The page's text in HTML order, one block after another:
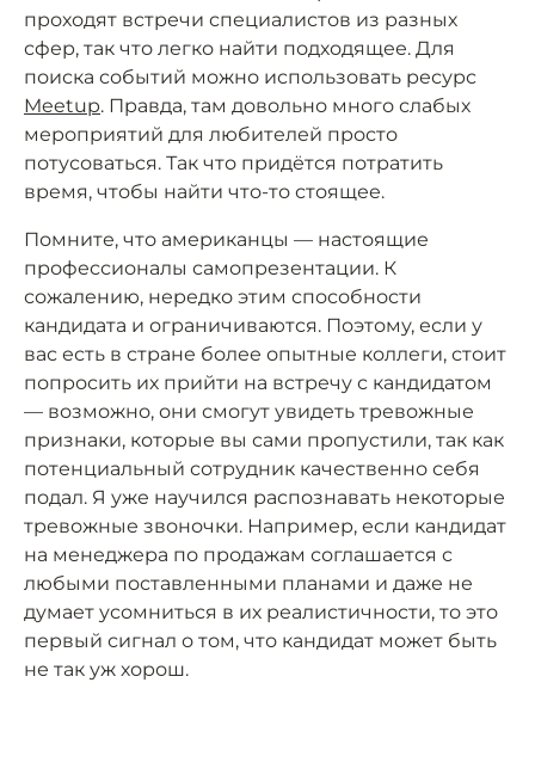
проходят встречи специалистов из разных
сфер, так что легко найти подходящее. Для
поиска событий можно использовать ресурс
Meetup. Правда, там довольно много слабых
мероприятий для любителей просто
потусоваться. Так что придётся потратить
время, чтобы найти что-то стоящее.
Помните, что американцы — настоящие
профессионалы самопрезентации. К
сожалению, нередко этим способности
кандидата и ограничиваются. Поэтому, если у
вас есть в стране более опытные коллеги, стоит
попросить их прийти на встречу с кандидатом
— возможно, они смогут увидеть тревожные
признаки, которые вы сами пропустили, так как
потенциальный сотрудник качественно себя
подал. Я уже научился распознавать некоторые
тревожные звоночки. Например, если кандидат
на менеджера по продажам соглашается с
любыми поставленными планами и даже не
думает усомниться в их реалистичности, то это
первый сигнал о том, что кандидат может быть
не так уж хорош.